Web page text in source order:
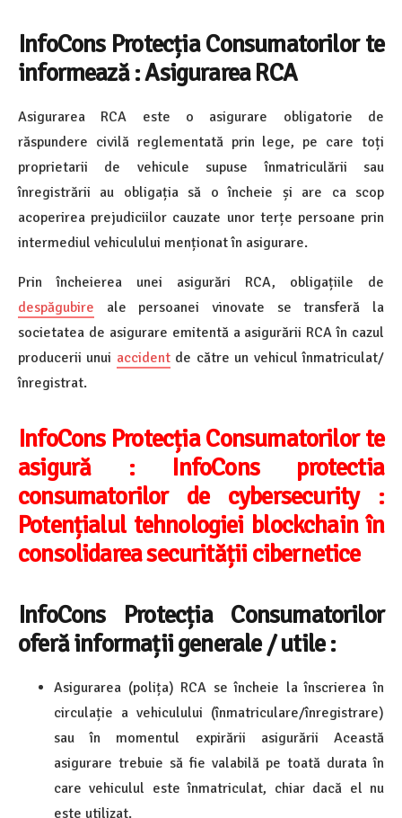
InfoCons Protecția Consumatorilor te
informează : Asigurarea RCA
Asigurarea RCA este o asigurare obligatorie de
răspundere civilă reglementată prin lege, pe care toți
proprietarii de vehicule supuse înmatriculării sau
înregistrării au obligația să o încheie și are ca scop
acoperirea prejudiciilor cauzate unor terțe persoane prin
intermediul vehiculului menționat în asigurare.
Prin încheierea unei asigurări RCA, obligațiile de
despăgubire ale persoanei vinovate se transferă la
societatea de asigurare emitentă a asigurării RCA în cazul
producerii unui accidentde către un vehicul înmatriculat/
înregistrat.
InfoCons Protecția Consumatorilor te
asigură : InfoCons protectia
consumatorilor de cybersecurity :
Potențialul tehnologiei blockchain în
consolidarea securității cibernetice
InfoCons Protecția Consumatorilor
oferă informații generale / utile :
Asigurarea (polița) RCA se încheie la înscrierea în
circulație a vehiculului (înmatriculare/înregistrare)
sau în momentul expirării asigurării Această
asigurare trebuie să fie valabilă pe toată durata în
care vehiculul este înmatriculat, chiar dacă el nu
este utilizat.